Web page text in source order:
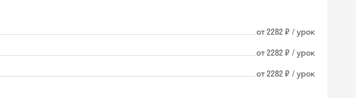
от 2282 ₽ / урок
от 2282 ₽ / урок
от 2282 ₽ / урок